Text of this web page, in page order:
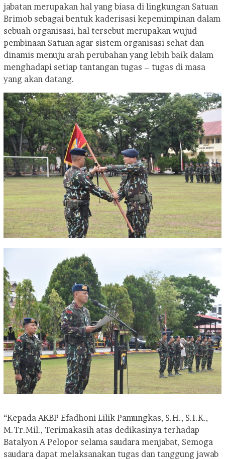
jabatan merupakan hal yang biasa di lingkungan Satuan
Brimob sebagai bentuk kaderisasi kepemimpinan dalam
sebuah organisasi, hal tersebut merupakan wujud
pembinaan Satuan agar sistem organisasi sehat dan
dinamis menuju arah perubahan yang lebih baik dalam
menghadapi setiap tantangan tugas – tugas di masa
yang akan datang.
“Kepada AKBP Efadhoni Lilik Pamungkas, S.H., S.I.K.,
M.Tr.Mil., Terimakasih atas dedikasinya terhadap
Batalyon A Pelopor selama saudara menjabat, Semoga
saudara dapat melaksanakan tugas dan tanggung jawab